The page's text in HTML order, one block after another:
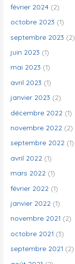
février 2024 (2)
octobre 2023 (1)
septembre 2023 (2)
juin 2023 (1)
mai 2023 (1)
avril 2023 (1)
janvier 2023 (2)
décembre 2022 (1)
novembre 2022 (2)
septembre 2022 (1)
avril 2022 (1)
mars 2022 (1)
février 2022 (1)
janvier 2022 (1)
novembre 2021 (2)
octobre 2021 (3)
septembre 2021 (2)